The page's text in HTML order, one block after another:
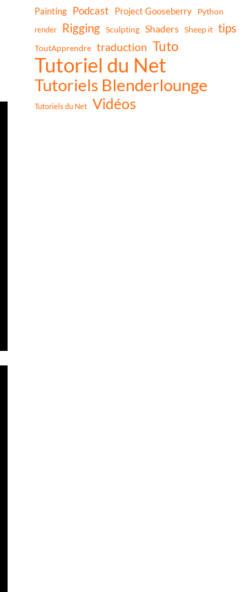
Painting Podcast Project Gooseberry Python
render Rigging Sculpting Shaders Sheep it tips
ToutApprendre traduction Tuto
Tutoriel du Net
Tutoriels Blenderlounge
Tutoriels du Net Vidéos